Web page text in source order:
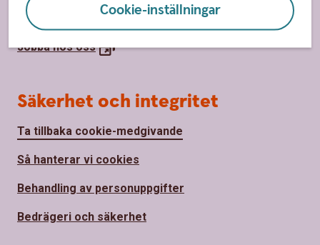
Cookie-inställningar
Finansiell information
Jobba hososs
Säkerhet och integritet
Ta tillbaka cookie-medgivande
Så hanterar vi cookies
Behandling av personuppgifter
Bedrägeri och säkerhet